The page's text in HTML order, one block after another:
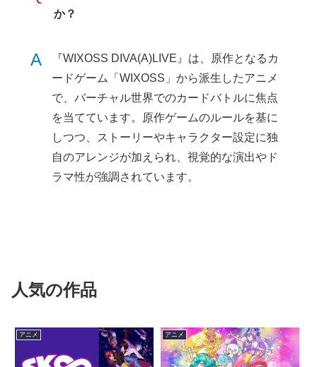
か？
A
『WIXOSS DIVA(A)LIVE』は、原作となるカ
ードゲーム「WIXOSS」から派生したアニメ
で、バーチャル世界でのカードバトルに焦点
を当てています。原作ゲームのルールを基に
しつつ、ストーリーやキャラクター設定に独
自のアレンジが加えられ、視覚的な演出やド
ラマ性が強調されています。
人気の作品
アニメ アニメ